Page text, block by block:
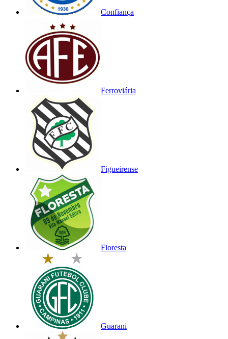
Confiança
Ferroviária
Figueirense
Floresta
Guarani